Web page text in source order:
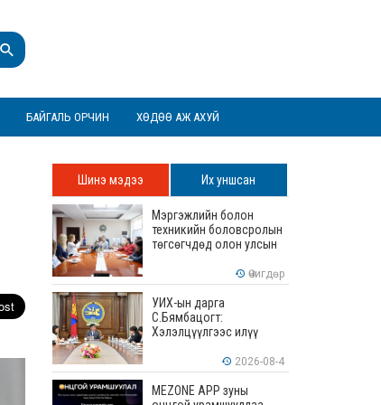
БАЙГАЛЬ ОРЧИН ХӨДӨӨ АЖ АХУЙ
Шинэ мэдээ Их уншсан
Мэргэжлийн болон
техникийн боловсролын
төгсөгчдөд олон улсын
зөвшөөрөгдөх ур
чадваруудыг олгоно
Өчигдөр
УИХ-ын дарга
С.Бямбацогт:
Хэлэлцүүлгээс илүү
илүү бодит үр дүн чухал
2026-08-4
MEZONE APP зуны